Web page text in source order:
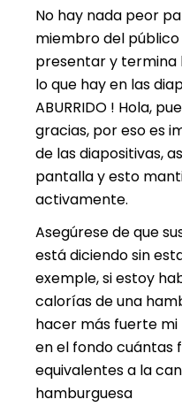
No hay nada peor
miembro del
presentar y
lo que hay en las
ABURRIDO ! Hola,
gracias, por eso es
de las diapositivas,
pantalla y esto
activamente.
Asegúrese de que
está diciendo sin
exemple, si estoy
calorías de una
hacer más fuerte
en el fondo cuántas
equivalentes a la
hamburguesa